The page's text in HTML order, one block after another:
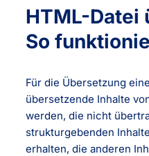
HTML-Datei
So
Für die Übersetzung
übersetzende Inhalte
werden, die nicht
strukturgebenden
erhalten, die anderen